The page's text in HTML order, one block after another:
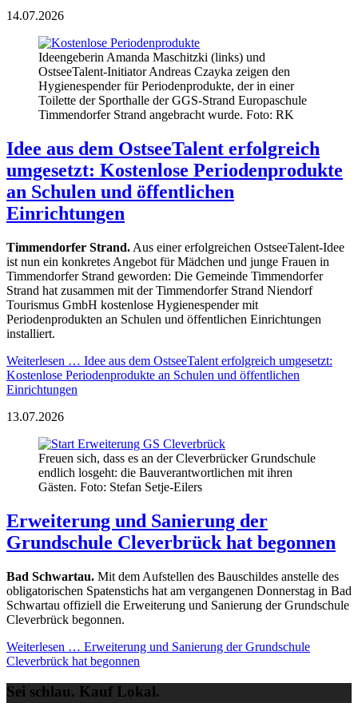
14.07.2026
Ideengeberin Amanda Maschitzki (links) und
OstseeTalent-Initiator Andreas Czayka zeigen den
Hygienespender für Periodenprodukte, der in einer
Toilette der Sporthalle der GGS-Strand Europaschule
Timmendorfer Strand angebracht wurde. Foto: RK
Idee aus dem OstseeTalent erfolgreich
umgesetzt: Kostenlose Periodenprodukte
an Schulen und öffentlichen
Einrichtungen
Timmendorfer Strand. Aus einer erfolgreichen OstseeTalent-Idee
ist nun ein konkretes Angebot für Mädchen und junge Frauen in
Timmendorfer Strand geworden: Die Gemeinde Timmendorfer
Strand hat zusammen mit der Timmendorfer Strand Niendorf
Tourismus GmbH kostenlose Hygienespender mit
Periodenprodukten an Schulen und öffentlichen Einrichtungen
installiert.
Weiterlesen … Idee aus dem OstseeTalent erfolgreich umgesetzt:
Kostenlose Periodenprodukte an Schulen und öffentlichen
Einrichtungen
13.07.2026
Freuen sich, dass es an der Cleverbrücker Grundschule
endlich losgeht: die Bauverantwortlichen mit ihren
Gästen. Foto: Stefan Setje-Eilers
Erweiterung und Sanierung der
Grundschule Cleverbrück hat begonnen
Bad Schwartau. Mit dem Aufstellen des Bauschildes anstelle des
obligatorischen Spatenstichs hat am vergangenen Donnerstag in Bad
Schwartau offiziell die Erweiterung und Sanierung der Grundschule
Cleverbrück begonnen.
Weiterlesen … Erweiterung und Sanierung der Grundschule
Cleverbrück hat begonnen
Sei schlau. Kauf Lokal.